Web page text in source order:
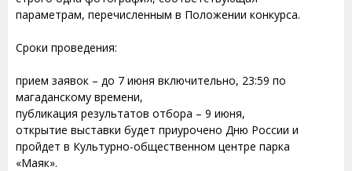
параметрам, перечисленным в Положении конкурса.
Сроки проведения:
прием заявок – до 7 июня включительно, 23:59 по
магаданскому времени,
публикация результатов отбора – 9 июня,
открытие выставки будет приурочено Дню России и
пройдет в Культурно-общественном центре парка
«Маяк».